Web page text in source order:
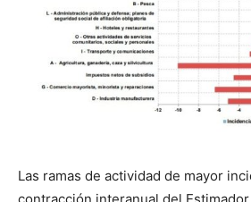
Las ramas de actividad de mayor